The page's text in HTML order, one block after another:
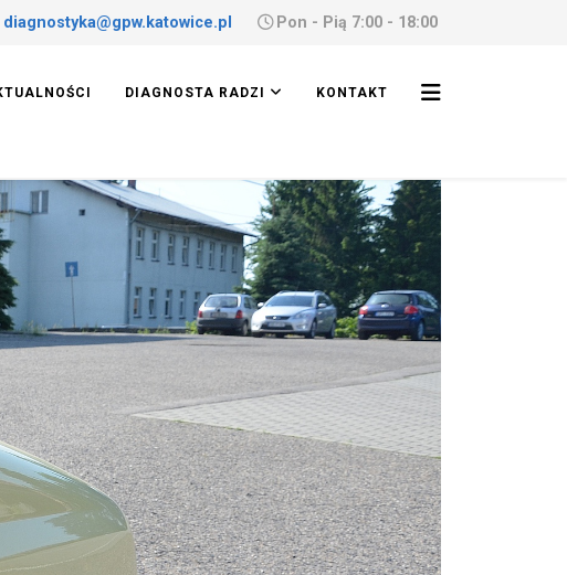
diagnostyka@gpw.katowice.pl Pon - Pią 7:00 - 18:00
DIAGNOSTA RADZI KONTAKT